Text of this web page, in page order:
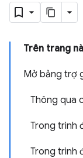
Trên trang
Mở bảng trợ
Thông qua
Trong trình
Trong trình